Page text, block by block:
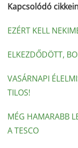
Kapcsolódó
EZÉRT KELL
ELKEZDŐDÖTT,
VASÁRNAPI
TILOS!
MÉG HAMARABB
A TESCO